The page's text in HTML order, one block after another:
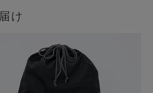
け